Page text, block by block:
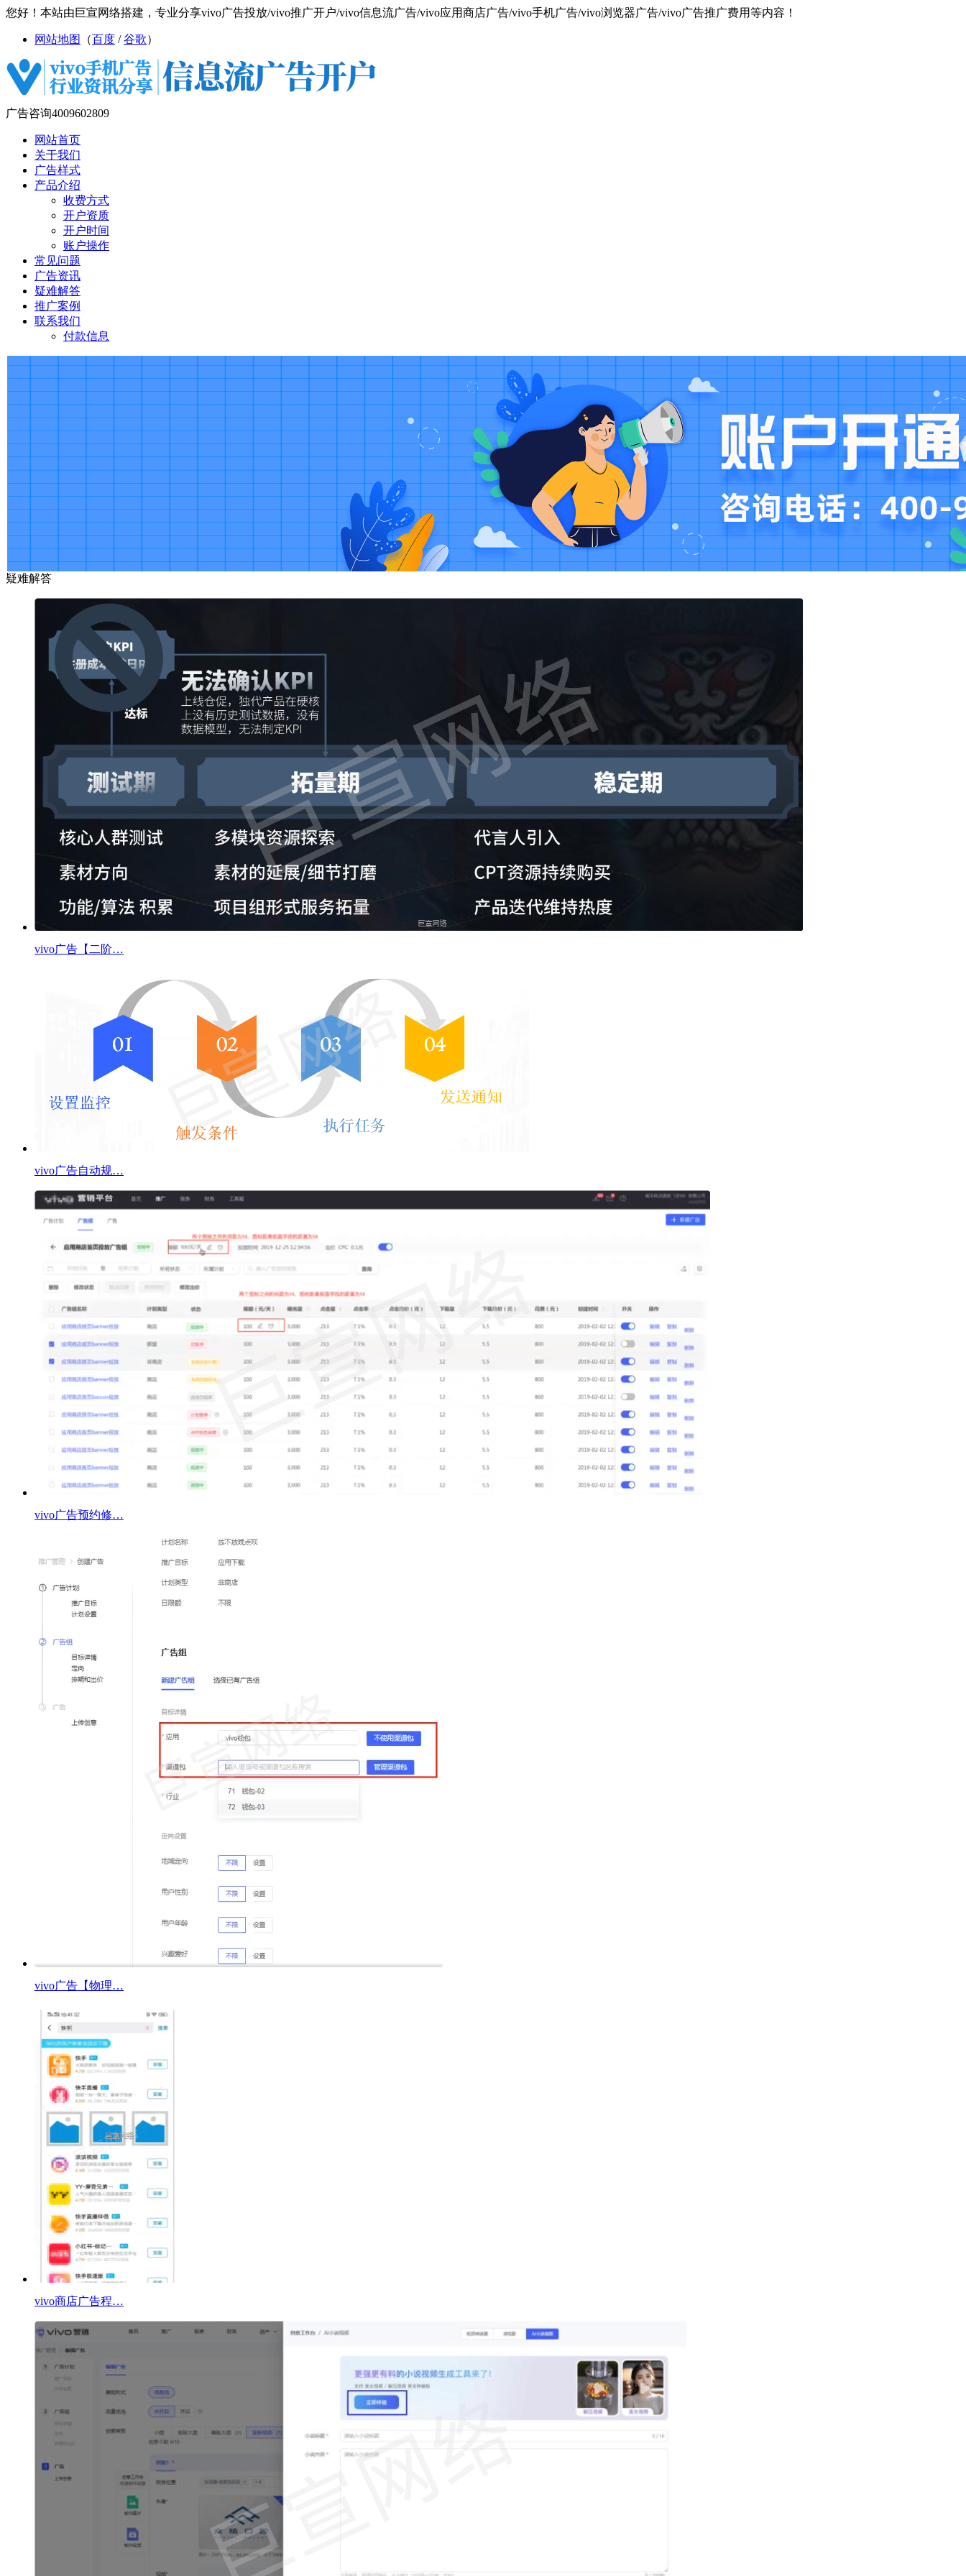
您好！本站由巨宣网络搭建，专业分享vivo广告投放/vivo推广开户/vivo信息流广告/vivo应用商店广告/vivo手机广告/vivo浏览器广告/vivo广告推广费用等内容！
网站地图 （百度 /谷歌）
广告咨询4009602809
网站首页
关于我们
广告样式
产品介绍
收费方式
开户资质
开户时间
账户操作
常见问题
广告资讯
疑难解答
推广案例
联系我们
付款信息
疑难解答
vivo广告【二阶…
vivo广告自动规…
vivo广告预约修…
vivo广告【物理…
vivo商店广告程…